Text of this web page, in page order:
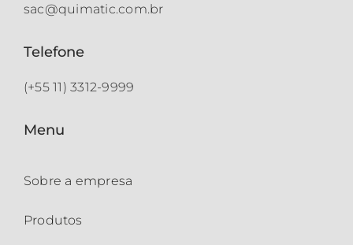
sac@quimatic.com.br
Telefone
(+55 11) 3312-9999
Menu
Sobre a empresa
Produtos